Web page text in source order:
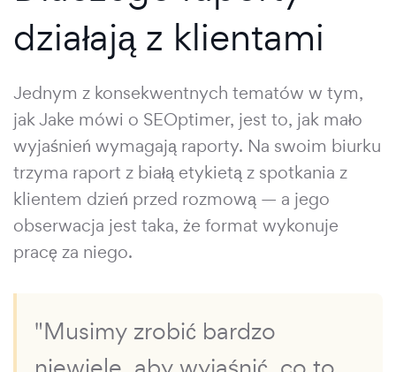
działają z klientami
Jednym z konsekwentnych tematów w tym,
jak Jake mówi o SEOptimer, jest to, jak mało
wyjaśnień wymagają raporty. Na swoim biurku
trzyma raport z białą etykietą z spotkania z
klientem dzień przed rozmową — a jego
obserwacja jest taka, że format wykonuje
pracę za niego.
"Musimy zrobić bardzo